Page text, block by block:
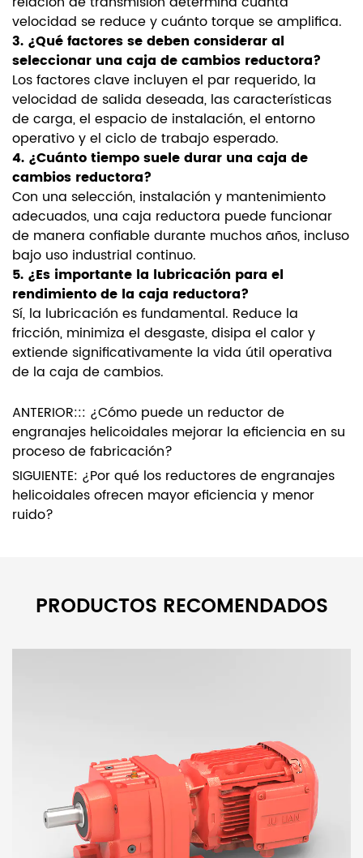
velocidad se reduce y cuánto torque se amplifica.
3. ¿Qué factores se deben considerar al
seleccionar una caja de cambios reductora?
Los factores clave incluyen el par requerido, la
velocidad de salida deseada, las características
de carga, el espacio de instalación, el entorno
operativo y el ciclo de trabajo esperado.
4. ¿Cuánto tiempo suele durar una caja de
cambios reductora?
Con una selección, instalación y mantenimiento
adecuados, una caja reductora puede funcionar
de manera confiable durante muchos años, incluso
bajo uso industrial continuo.
5. ¿Es importante la lubricación para el
rendimiento de la caja reductora?
Sí, la lubricación es fundamental. Reduce la
fricción, minimiza el desgaste, disipa el calor y
extiende significativamente la vida útil operativa
de la caja de cambios.
ANTERIOR::: ¿Cómo puede un reductor de
engranajes helicoidales mejorar la eficiencia en su
proceso de fabricación?
SIGUIENTE: ¿Por qué los reductores de engranajes
helicoidales ofrecen mayor eficiencia y menor
ruido?
PRODUCTOS RECOMENDADOS